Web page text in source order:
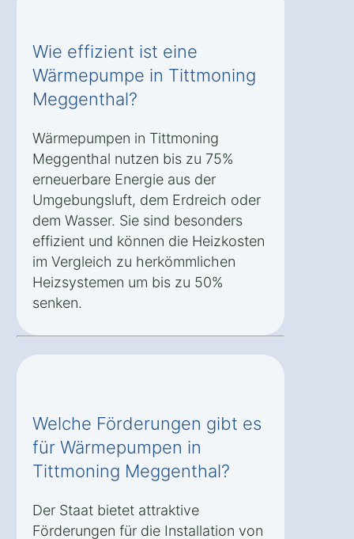
Wie effizient ist eine
Wärmepumpe in Tittmoning
Meggenthal?
Wärmepumpen in Tittmoning
Meggenthal nutzen bis zu 75%
erneuerbare Energie aus der
Umgebungsluft, dem Erdreich oder
dem Wasser. Sie sind besonders
effizient und können die Heizkosten
im Vergleich zu herkömmlichen
Heizsystemen um bis zu 50%
senken.
Welche Förderungen gibt es
für Wärmepumpen in
Tittmoning Meggenthal?
Der Staat bietet attraktive
Förderungen für die Installation von